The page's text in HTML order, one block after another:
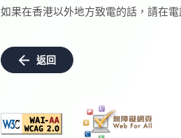
如果在香港以外地方致電的話，請在
返回